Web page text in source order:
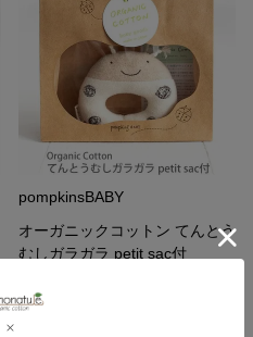
pompkinsBABY
オーガニックコットン てんとう
むしガラガラ petit sac付
¥ 1,980